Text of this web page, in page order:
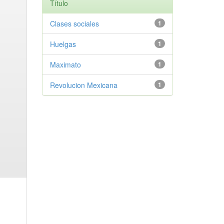
Título
1
Clases sociales
1
Huelgas
1
Maximato
1
Revolucion Mexicana